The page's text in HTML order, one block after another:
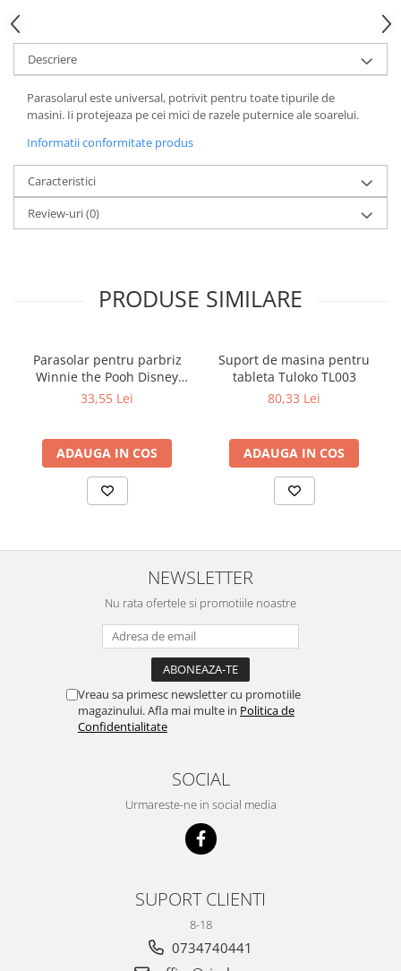
Descriere
Parasolarul este universal, potrivit pentru toate tipurile de
masini. Ii protejeaza pe cei mici de razele puternice ale soarelui.
Informatii conformitate produs
Caracteristici
Review-uri(0)
PRODUSE SIMILARE
Parasolar pentru parbriz
Winnie the Pooh Disney
Eurasia 26022
33,55 Lei
ADAUGA IN COS
Suport de masina pentru
tableta Tuloko TL003
80,33 Lei
ADAUGA IN COS
NEWSLETTER
Nu rata ofertele si promotiile noastre
Vreau sa primesc newsletter cu promotiile
magazinului. Afla mai multe in Politica de
Confidentialitate
SOCIAL
Urmareste-ne in social media
SUPORT CLIENTI
8-18
0734740441